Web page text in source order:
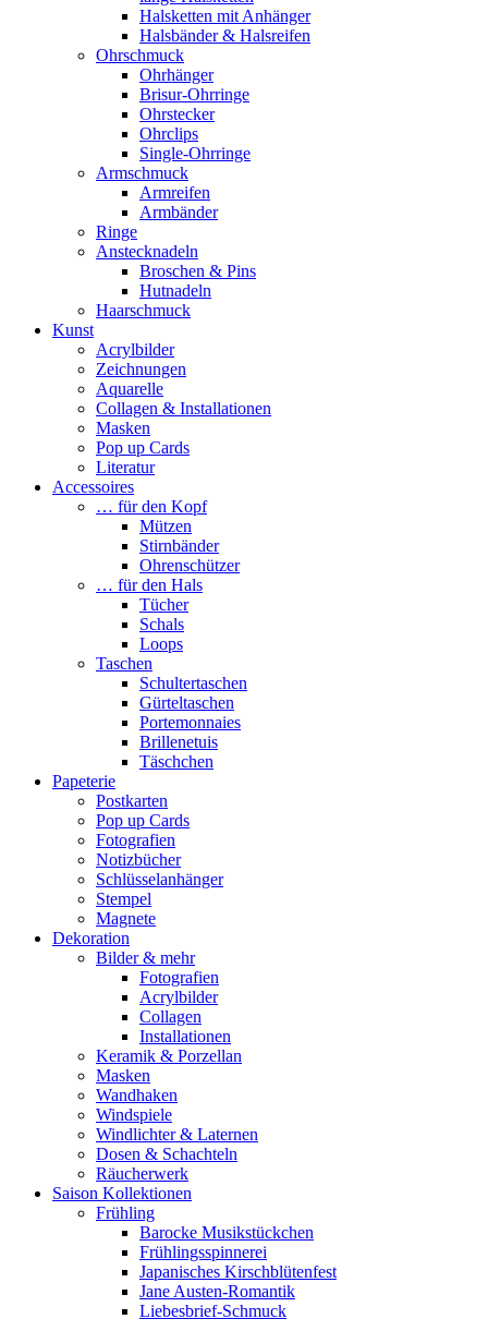
Halsketten mit Anhänger
Halsbänder & Halsreifen
Ohrschmuck
Ohrhänger
Brisur-Ohrringe
Ohrstecker
Ohrclips
Single-Ohrringe
Armschmuck
Armreifen
Armbänder
Ringe
Anstecknadeln
Broschen & Pins
Hutnadeln
Haarschmuck
Kunst
Acrylbilder
Zeichnungen
Aquarelle
Collagen & Installationen
Masken
Pop up Cards
Literatur
Accessoires
… für den Kopf
Mützen
Stirnbänder
Ohrenschützer
… für den Hals
Tücher
Schals
Loops
Taschen
Schultertaschen
Gürteltaschen
Portemonnaies
Brillenetuis
Täschchen
Papeterie
Postkarten
Pop up Cards
Fotografien
Notizbücher
Schlüsselanhänger
Stempel
Magnete
Dekoration
Bilder & mehr
Fotografien
Acrylbilder
Collagen
Installationen
Keramik & Porzellan
Masken
Wandhaken
Windspiele
Windlichter & Laternen
Dosen & Schachteln
Räucherwerk
Saison Kollektionen
Frühling
Barocke Musikstückchen
Frühlingsspinnerei
Japanisches Kirschblütenfest
Jane Austen-Romantik
Liebesbrief-Schmuck